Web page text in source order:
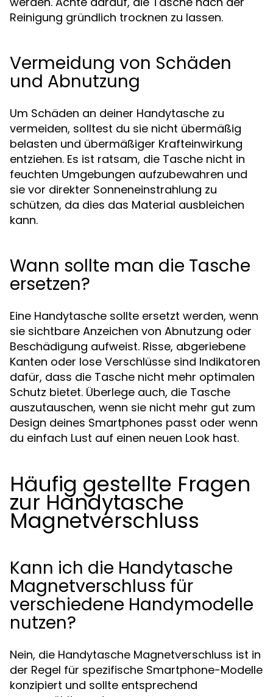
Reinigung gründlich trocknen zu lassen.
Vermeidung von Schäden
und Abnutzung
Um Schäden an deiner Handytasche zu
vermeiden, solltest du sie nicht übermäßig
belasten und übermäßiger Krafteinwirkung
entziehen. Es ist ratsam, die Tasche nicht in
feuchten Umgebungen aufzubewahren und
sie vor direkter Sonneneinstrahlung zu
schützen, da dies das Material ausbleichen
kann.
Wann sollte man die Tasche
ersetzen?
Eine Handytasche sollte ersetzt werden, wenn
sie sichtbare Anzeichen von Abnutzung oder
Beschädigung aufweist. Risse, abgeriebene
Kanten oder lose Verschlüsse sind Indikatoren
dafür, dass die Tasche nicht mehr optimalen
Schutz bietet. Überlege auch, die Tasche
auszutauschen, wenn sie nicht mehr gut zum
Design deines Smartphones passt oder wenn
du einfach Lust auf einen neuen Look hast.
Häufig gestellte Fragen
zur Handytasche
Magnetverschluss
Kann ich die Handytasche
Magnetverschluss für
verschiedene Handymodelle
nutzen?
Nein, die Handytasche Magnetverschluss ist in
der Regel für spezifische Smartphone-Modelle
konzipiert und sollte entsprechend